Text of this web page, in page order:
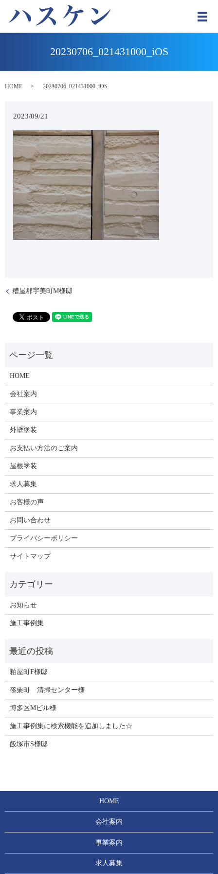
メ
20230706_021431000_iOS
HOME 20230706_021431000_iOS
2023/09/21
糟屋郡宇美町M様邸
HOME
会社案内
事業案内
外壁塗装
お支払い方法のご案内
屋根塗装
求人募集
お客様の声
お問い合わせ
プライバシーポリシー
サイトマップ
お知らせ
施工事例集
粕屋町F様邸
篠栗町 清掃センター様
博多区Mビル様
施工事例集に検索機能を追加しました☆
飯塚市S様邸
HOME
会社案内
事業案内
求人募集